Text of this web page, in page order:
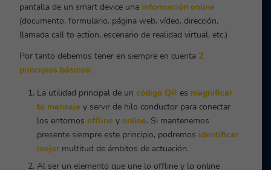
pantalla de un smart device una información online
(documento, formulario, página web, vídeo, dirección,
llamada call to action, escenario de realidad virtual, etc.)
Por tanto debemos tener en siempre en cuenta 2
principios básicos:
La utilidad principal de uncódigo QR es magnificar
tu mensaje y servir de hilo conductor para conectar
los entornosoffline yonline. Si mantenemos
presente siempre este principio, podremos identificar
mejormultitud de ámbitos de actuación.
Al ser un elemento que une lo offline y lo online